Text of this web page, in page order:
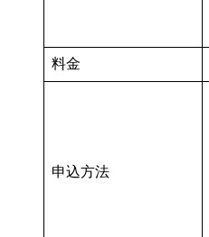
料金
申込方法